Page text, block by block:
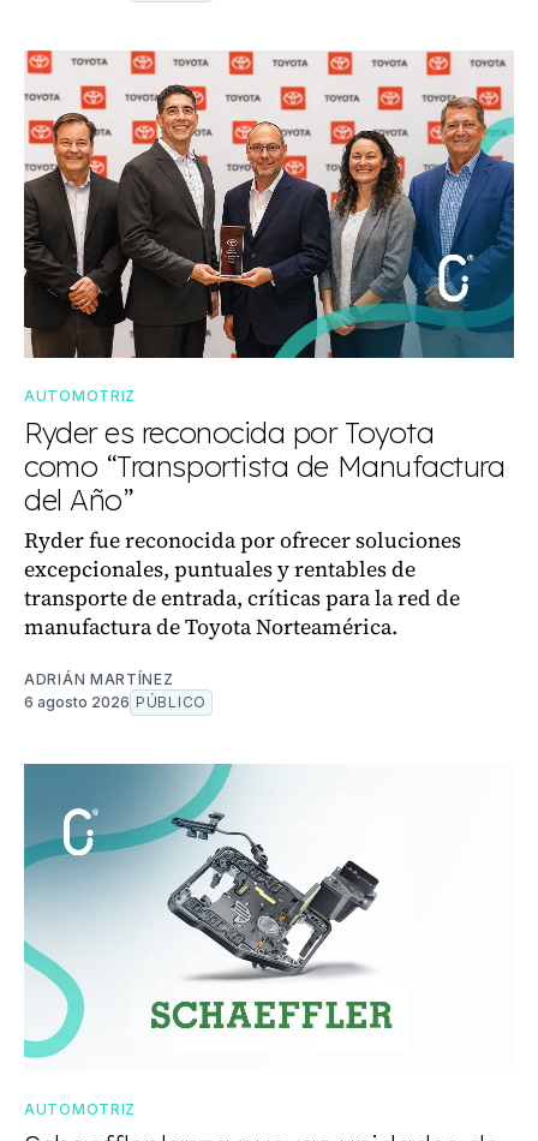
AUTOMOTRIZ
Ryder es reconocida por Toyota
como “Transportista de Manufactura
del Año”
Ryder fue reconocida por ofrecer soluciones
excepcionales, puntuales y rentables de
transporte de entrada, críticas para la red de
manufactura de Toyota Norteamérica.
ADRIÁN MARTÍNEZ
6 agosto 2026 PÚBLICO
AUTOMOTRIZ